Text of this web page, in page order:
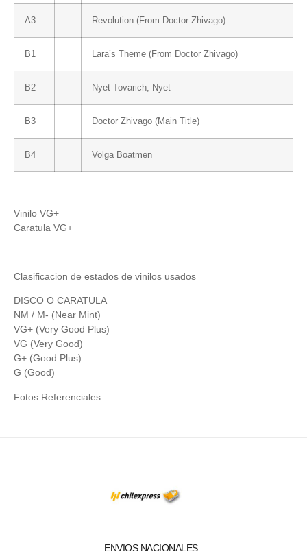
A3 Revolution (From Doctor Zhivago)
B1 Lara’s Theme (From Doctor Zhivago)
B2 Nyet Tovarich, Nyet
B3 Doctor Zhivago (Main Title)
B4 Volga Boatmen
Vinilo VG+
Caratula VG+
Clasificacion de estados de vinilos usados
DISCO O CARATULA
NM / M- (Near Mint)
VG+ (Very Good Plus)
VG (Very Good)
G+ (Good Plus)
G (Good)
Fotos Referenciales
ENVIOS NACIONALES